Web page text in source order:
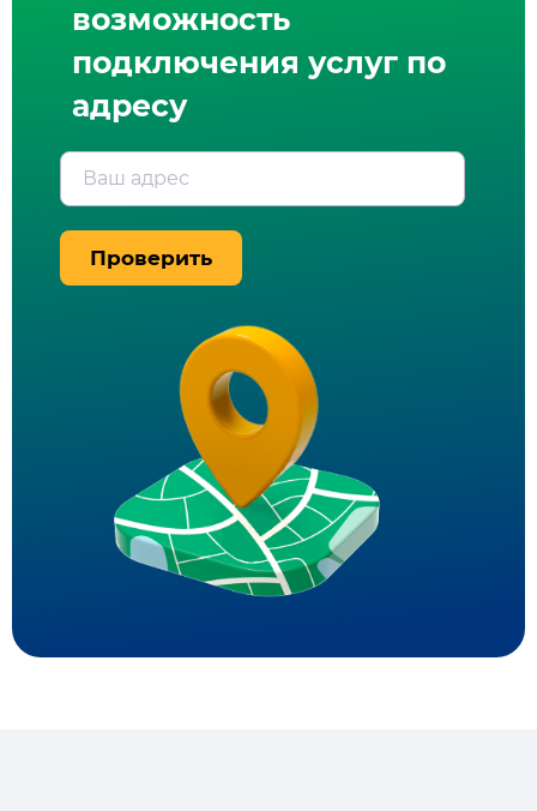
возможность
подключения услуг по
адресу
Ваш адрес
Проверить